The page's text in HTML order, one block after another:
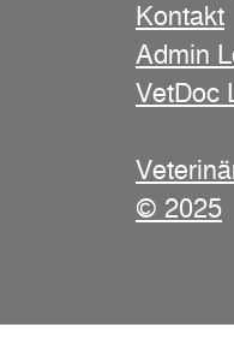
Kontakt
Admin
VetDoc
© 2025